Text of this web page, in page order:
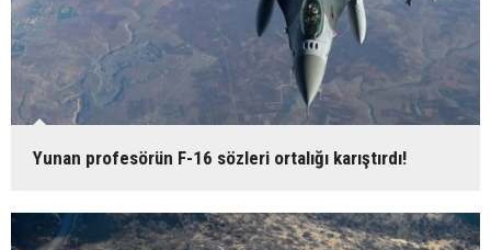
Yunan profesörün F-16 sözleri ortalığı karıştırdı!